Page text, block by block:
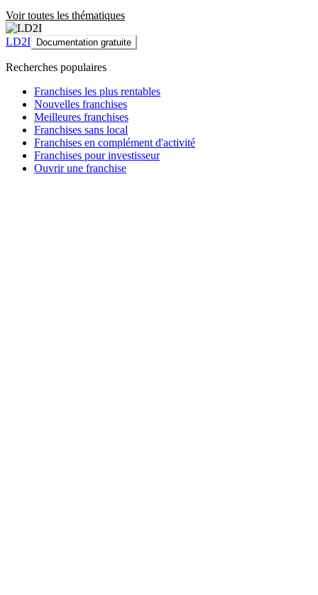
Voir toutes les thématiques
LD2I Documentation gratuite
Recherches populaires
Franchises les plus rentables
Nouvelles franchises
Meilleures franchises
Franchises sans local
Franchises en complément d'activité
Franchises pour investisseur
Ouvrir une franchise